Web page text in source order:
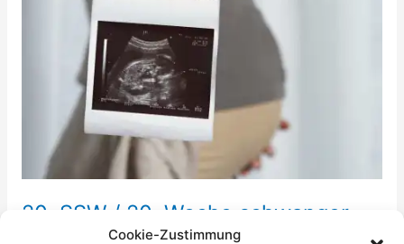
Cookie-Zustimmung
20. SSW / 20. Woche schwanger